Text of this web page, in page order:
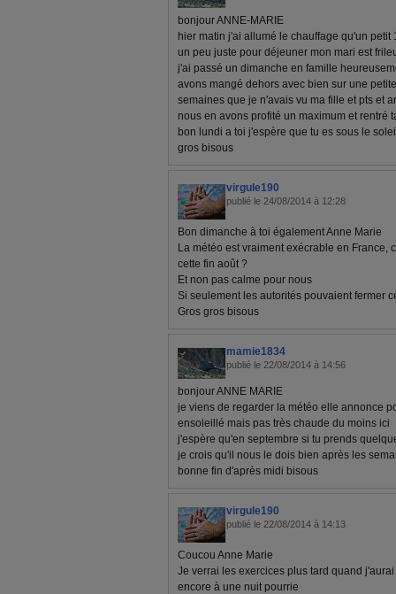
bonjour ANNE-MARIE
hier matin j'ai allumé le chauffage qu'un petit
un peu juste pour déjeuner mon mari est
j'ai passé un dimanche en famille
avons mangé dehors avec bien sur une
semaines que je n'avais vu ma fille et pts et
nous en avons profité un maximum et rentré
bon lundi a toi j'espère que tu es sous le
gros bisous
virgule190
publié le 24/08/2014 à 12:28
Bon dimanche à toi également Anne Marie
La météo est vraiment exécrable en France,
cette fin août ?
Et non pas calme pour nous
Si seulement les autorités pouvaient fermer
Gros gros bisous
mamie1834
publié le 22/08/2014 à 14:56
bonjour ANNE MARIE
je viens de regarder la météo elle annonce
ensoleillé mais pas très chaude du moins ici
j'espère qu'en septembre si tu prends
je crois qu'il nous le dois bien après les
bonne fin d'après midi bisous
virgule190
publié le 22/08/2014 à 14:13
Coucou Anne Marie
Je verrai les exercices plus tard quand
encore à une nuit pourrie